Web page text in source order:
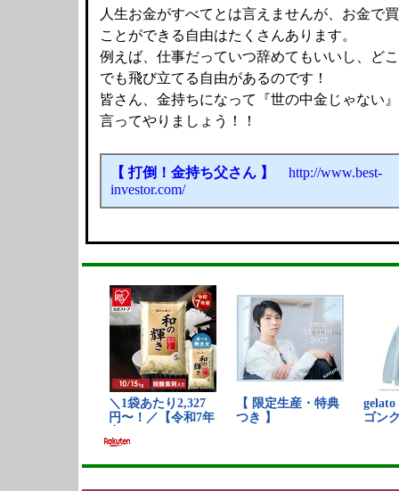
人生お金がすべてとは言えませんが、お金で
ことができる自由はたくさんあります。
例えば、仕事だっていつ辞めてもいいし、ど
でも飛び立てる自由があるのです！
皆さん、金持ちになって『世の中金じゃない
言ってやりましょう！！
【 打倒！金持ち父さん 】
http://www.best-
investor.com/